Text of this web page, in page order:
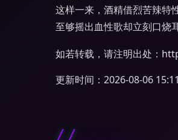
这样一来，酒精借烈苦辣特
至够摇出血性歌却立刻口烧
如若转载，请注明出处：
更新时间：2026-08-06